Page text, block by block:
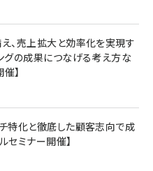
、売上拡大と効率化を実現す
グの成果につなげる考え方な
】
特化と徹底した顧客志向で成
セミナー開催】